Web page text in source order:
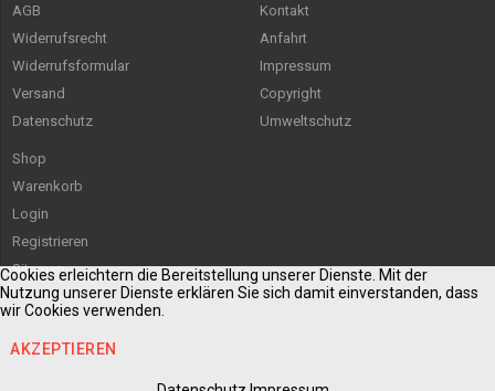
AGB
Widerrufsrecht
Widerrufsformular
Versand
Datenschutz
Kontakt
Anfahrt
Impressum
Copyright
Umweltschutz
Shop
Warenkorb
Login
Registrieren
Sitemap
Cookies erleichtern die Bereitstellung unserer Dienste. Mit der
Nutzung unserer Dienste erklären Sie sich damit einverstanden, dass
wir Cookies verwenden.
AKZEPTIEREN